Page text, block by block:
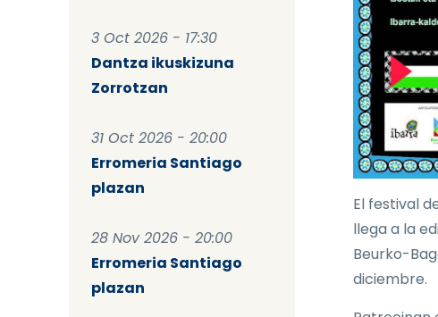
3 Oct 2026 - 17:30
Dantza ikuskizuna
Zorrotzan
31 Oct 2026 - 20:00
Erromeria Santiago
plazan
28 Nov 2026 - 20:00
Erromeria Santiago
plazan
El festival
llega a la
Beurko-
diciembre.